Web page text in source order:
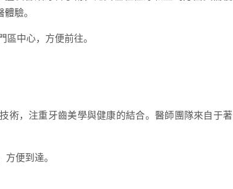
驗。
中心，方便前往。
，注重牙齒美學與健康的結合。醫師團隊來自于著
便到達。